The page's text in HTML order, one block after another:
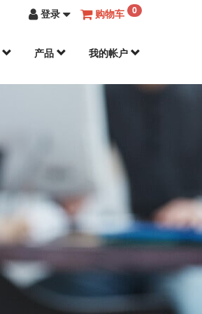
登录 购物车 0
产品 我的帐户